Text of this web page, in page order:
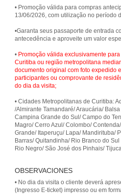
• Promoção válida para compras
13/06/2026, com utilização no período
•Garanta seus passaporte de entrada
antecedência e aproveite um valor
• Promoção válida exclusivamente
Curitiba ou região metropolitana
documento original com foto expedido
participantes ou comprovante de
do dia da visita;
• Cidades Metropolitanas de Curitiba:
/Almirante Tamandaré/ Araucária/
Campina Grande do Sul/ Campo do
Magro/ Cerro Azul/ Colombo/
Grande/ Itaperuçu/ Lapa/ Mandirituba/
Barras/ Quitandinha/ Rio Branco do Sul
Rio Negro/ São José dos Pinhais/
OBSERVACIONES
• No dia da visita o cliente deverá
(Ingresso E-ticket) impresso ou em